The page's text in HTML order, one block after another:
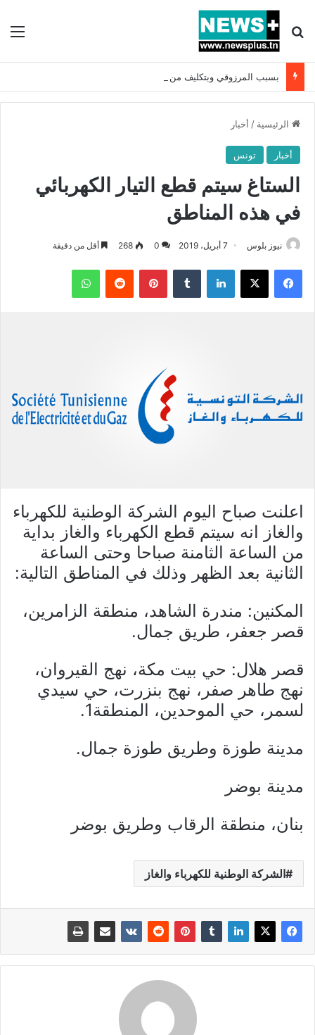
بحث عن
الرئيسية / أخبار
أخبار تونس
الستاغ سيتم قطع التيار الكهربائي
في هذه المناطق
نيوز بلوس 7 أبريل، 2019 0
268 أقل من دقيقة
فيسبوك X لينكدإن بينتيريست واتساب
اعلنت صباح اليوم الشركة الوطنية للكهرباء
والغاز انه سيتم قطع الكهرباء والغاز بداية
من الساعة الثامنة صباحا وحتى الساعة
الثانية بعد الظهر وذلك في المناطق التالية:
المكنين: مندرة الشاهد، منطقة الزامرين،
قصر جعفر، طريق جمال.
قصر هلال: حي بيت مكة، نهج القيروان،
نهج طاهر صفر، نهج بنزرت، حي سيدي
لسمر، حي الموحدين، المنطقة1.
مدينة طوزة وطريق طوزة جمال.
مدينة بوضر
بنان، منطقة الرقاب وطريق بوضر
الشركة الوطنية للكهرباء والغاز